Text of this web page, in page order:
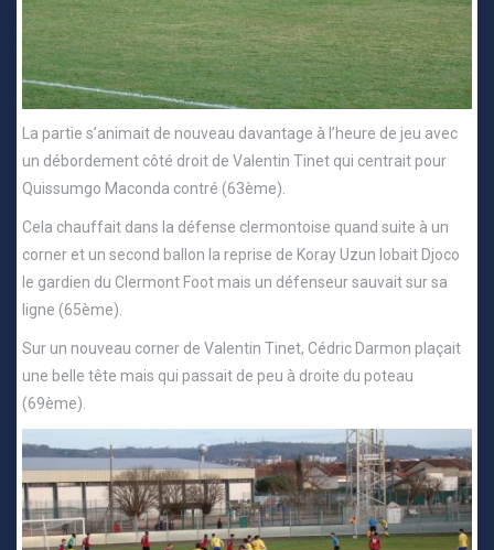
La partie s’animait de nouveau davantage à l’heure de jeu avec
un débordement côté droit de Valentin Tinet qui centrait pour
Quissumgo Maconda contré (63ème).
Cela chauffait dans la défense clermontoise quand suite à un
corner et un second ballon la reprise de Koray Uzun lobait Djoco
le gardien du Clermont Foot mais un défenseur sauvait sur sa
ligne (65ème).
Sur un nouveau corner de Valentin Tinet, Cédric Darmon plaçait
une belle tête mais qui passait de peu à droite du poteau
(69ème).